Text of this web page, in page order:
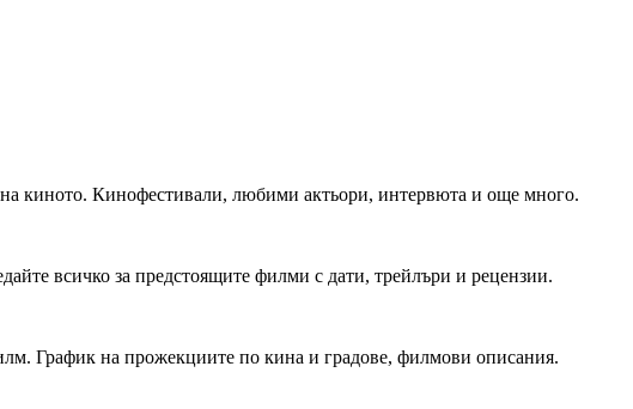
киното. Кинофестивали, любими актьори, интервюта и още много.
всичко за предстоящите филми с дати, трейлъри и рецензии.
График на прожекциите по кина и градове, филмови описания.